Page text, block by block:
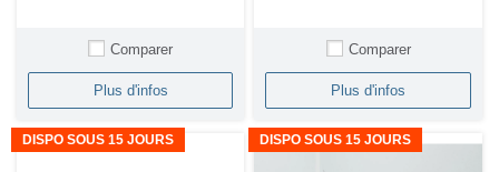
Comparer
Plus d'infos
Comparer
Plus d'infos
DISPO SOUS 15 JOURS DISPO SOUS 15 JOURS